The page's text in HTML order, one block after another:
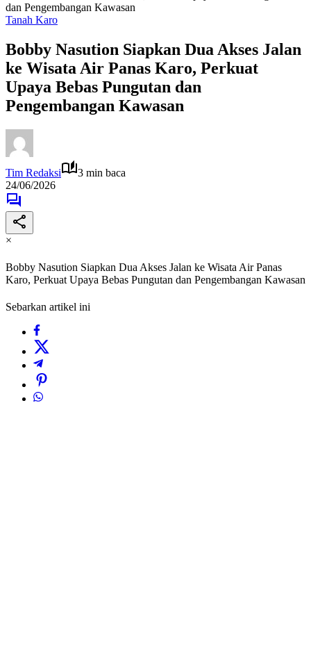
dan Pengembangan Kawasan
Tanah Karo
Bobby Nasution Siapkan Dua Akses Jalan
ke Wisata Air Panas Karo, Perkuat
Upaya Bebas Pungutan dan
Pengembangan Kawasan
Tim Redaksi
3 min baca
24/06/2026
×
Bobby Nasution Siapkan Dua Akses Jalan ke Wisata Air Panas
Karo, Perkuat Upaya Bebas Pungutan dan Pengembangan Kawasan
Sebarkan artikel ini